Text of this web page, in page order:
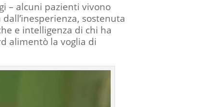
– alcuni pazienti vivono
sostenuta
e intelligenza di chi ha
alimentò la voglia di